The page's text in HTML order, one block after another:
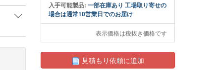
入手可能製品: 一部在庫あり 工場取り寄せの
場合は通常10営業日でのお届け
表示価格は税抜き価格です
見積もり依頼に追加